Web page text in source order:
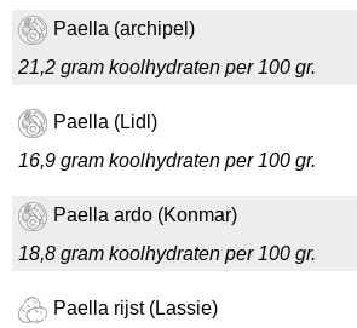
Paella (archipel)
21,2 gram koolhydraten per 100 gr.
Paella (Lidl)
16,9 gram koolhydraten per 100 gr.
Paella ardo (Konmar)
18,8 gram koolhydraten per 100 gr.
Paella rijst (Lassie)